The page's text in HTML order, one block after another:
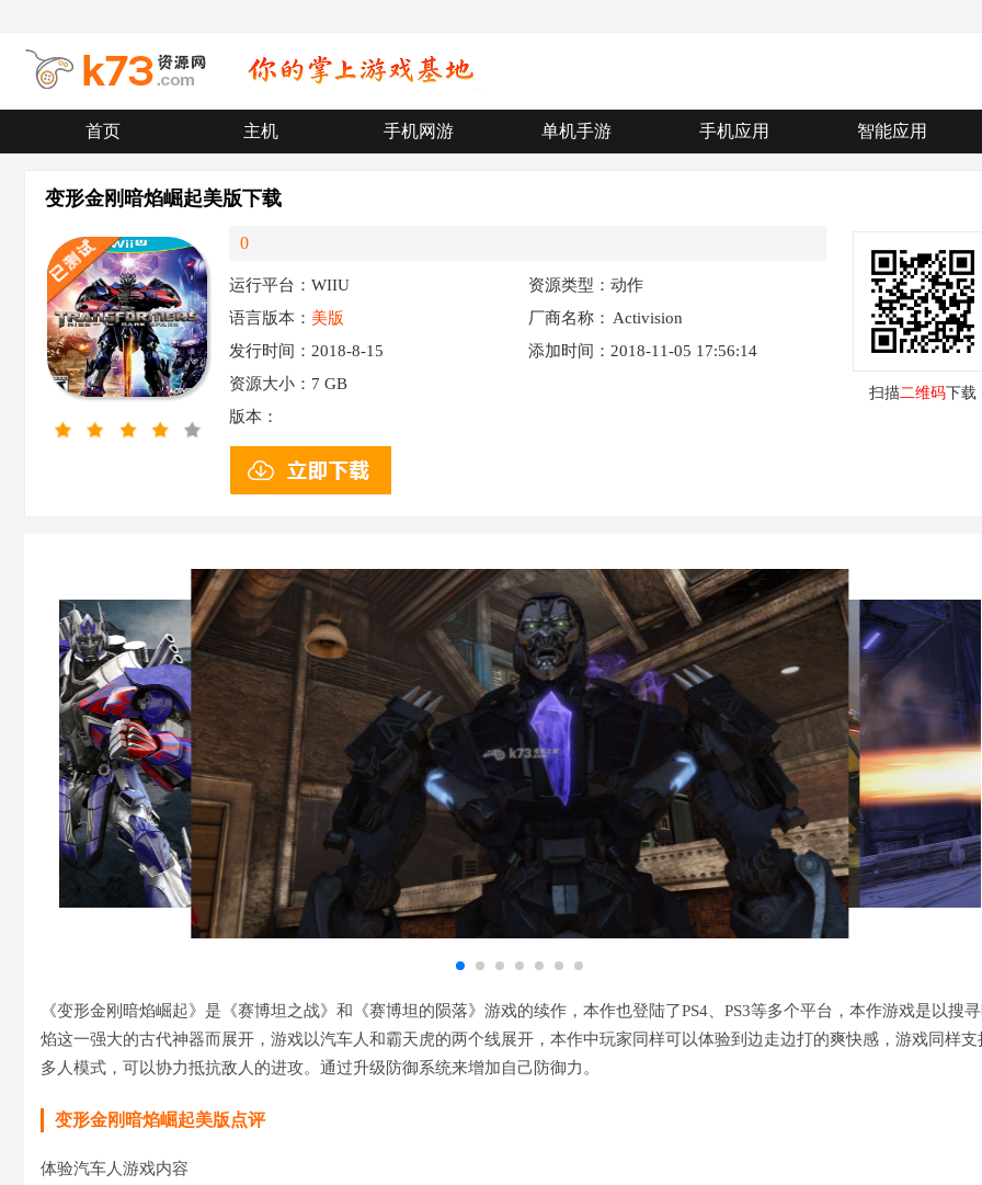
首页 主机 手机网游 单机手游 手机应用 智能应用
变形金刚暗焰崛起美版下载
0
运行平台：WIIU
资源类型：动作
语言版本： 美版 厂商名称： Activision
发行时间：2018-8-15
添加时间：2018-11-05 17:56:14
资源大小： 7 GB
版本：
扫描二维码下载
《变形金刚暗焰崛起》是《赛博坦之战》和《赛博坦的陨落》游戏的续作，本作也登陆了PS4、PS3等多个平台，本作游戏是以搜
焰这一强大的古代神器而展开，游戏以汽车人和霸天虎的两个线展开，本作中玩家同样可以体验到边走边打的爽快感，游戏同样支
多人模式，可以协力抵抗敌人的进攻。通过升级防御系统来增加自己防御力。
变形金刚暗焰崛起美版点评
体验汽车人游戏内容